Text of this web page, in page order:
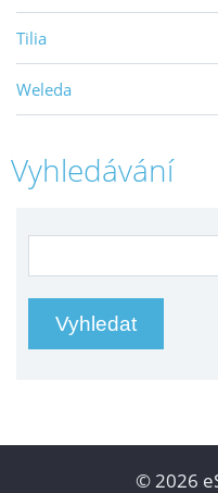
Tilia
Weleda
Vyhledávání
© 2026